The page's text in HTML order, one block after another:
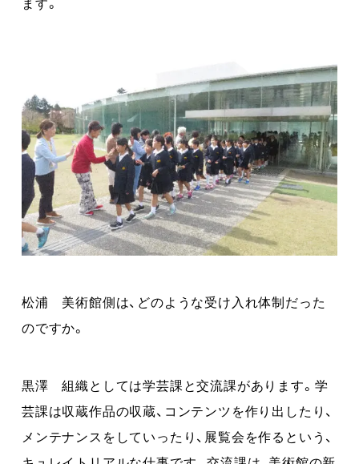
松浦 美術館側は、どのような受け入れ体制だった
のですか。
黒澤 組織としては学芸課と交流課があります。学
芸課は収蔵作品の収蔵、コンテンツを作り出したり、
メンテナンスをしていったり、展覧会を作るという、